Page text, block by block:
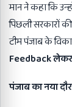
मान ने कहा कि
पिछली सरकारों
टीम पंजाब के
Feedback
पंजाब का नया दौर